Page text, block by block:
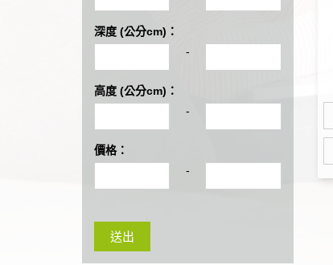
深度 (公分cm)：
-
高度 (公分cm)：
-
價格：
-
送出